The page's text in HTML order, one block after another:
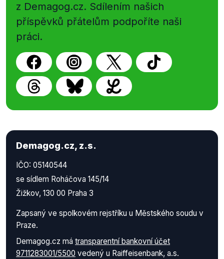
z Demagog.cz. Sdílením našich
příspěvků přátelům podpoříte naši
práci.
Demagog.cz, z.s.
IČO: 05140544
se sídlem Roháčova 145/14
Žižkov, 130 00 Praha 3
Zapsaný ve spolkovém rejstříku u Městského soudu v
Praze.
Demagog.cz má transparentní bankovní účet
9711283001/5500 vedený u Raiffeisenbank, a.s.